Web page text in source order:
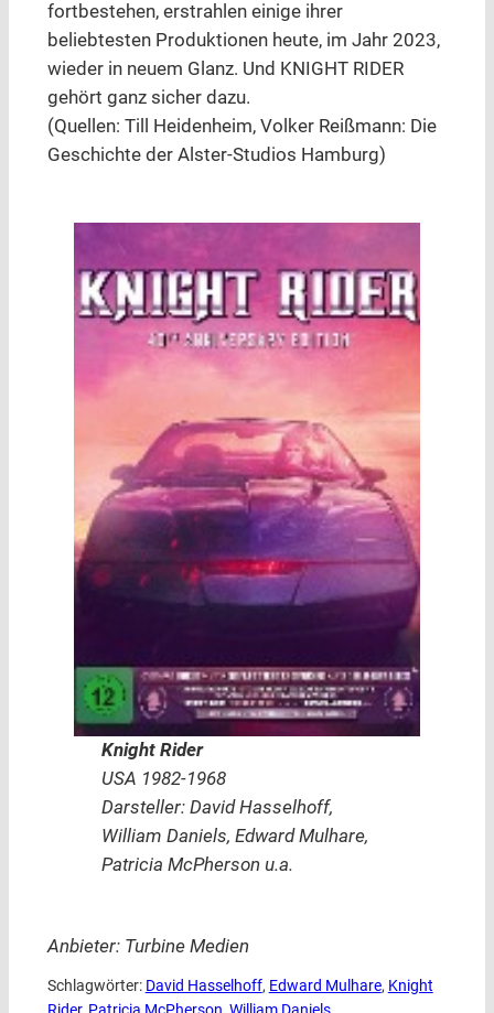
fortbestehen, erstrahlen einige ihrer
beliebtesten Produktionen heute, im Jahr 2023,
wieder in neuem Glanz. Und KNIGHT RIDER
gehört ganz sicher dazu.
(Quellen: Till Heidenheim, Volker Reißmann: Die
Geschichte der Alster-Studios Hamburg)
Knight Rider
USA 1982-1968
Darsteller: David Hasselhoff,
William Daniels, Edward Mulhare,
Patricia McPherson u.a.
Anbieter: Turbine Medien
Schlagwörter: David Hasselhoff, Edward Mulhare, Knight